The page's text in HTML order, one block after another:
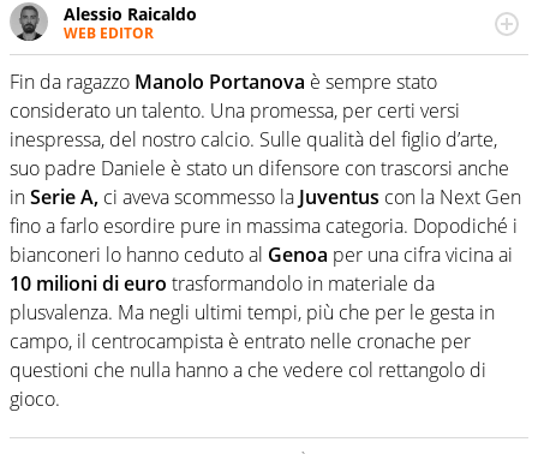
Alessio Raicaldo
WEB EDITOR
Un figlio che si chiama Diego e la tesi di laurea sugli stadi
di proprietà in Italia. Il calcio quale filo conduttore
irrinunciabile tra passione e professione. Per Virgilio
Sport indaga, approfondisce e scandaglia l'universo
mondo dello sport per antonomasia
Fin da ragazzo Manolo Portanova è sempre stato
considerato un talento. Una promessa, per certi versi
inespressa, del nostro calcio. Sulle qualità del figlio d’arte,
suo padre Daniele è stato un difensore con trascorsi anche
inSerie A, ci aveva scommesso la Juventus con la Next Gen
fino a farlo esordire pure in massima categoria. Dopodiché i
bianconeri lo hanno ceduto al Genoa per una cifra vicina ai
10 milioni di euro trasformandolo in materiale da
plusvalenza. Ma negli ultimi tempi, più che per le gesta in
campo, il centrocampista è entrato nelle cronache per
questioni che nulla hanno a che vedere col rettangolo di
gioco.